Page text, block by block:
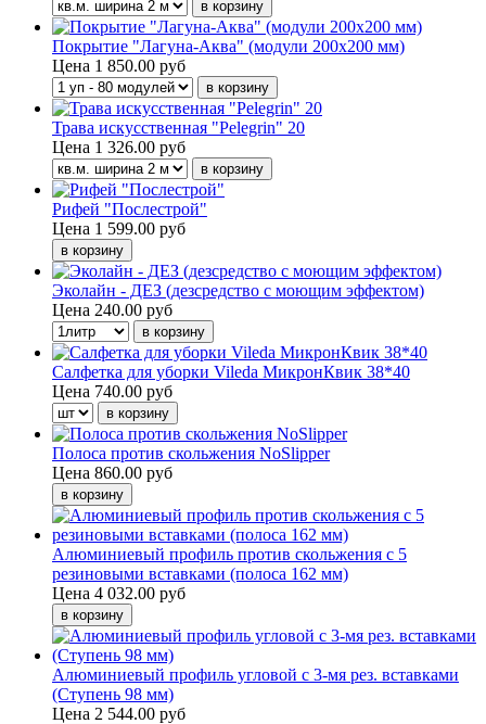
Покрытие "Лагуна-Аква" (модули 200х200 мм)
Цена 1 850.00 руб
Трава искусственная "Pelegrin" 20
Цена 1 326.00 руб
Рифей "Послестрой"
Цена 1 599.00 руб
Эколайн - ДЕЗ (дезсредство с моющим эффектом)
Цена 240.00 руб
Салфетка для уборки Vileda МикронКвик 38*40
Цена 740.00 руб
Полоса против скольжения NoSlipper
Цена 860.00 руб
Алюминиевый профиль против скольжения с 5
резиновыми вставками (полоса 162 мм)
Цена 4 032.00 руб
Алюминиевый профиль угловой с 3-мя рез. вставками
(Ступень 98 мм)
Цена 2 544.00 руб